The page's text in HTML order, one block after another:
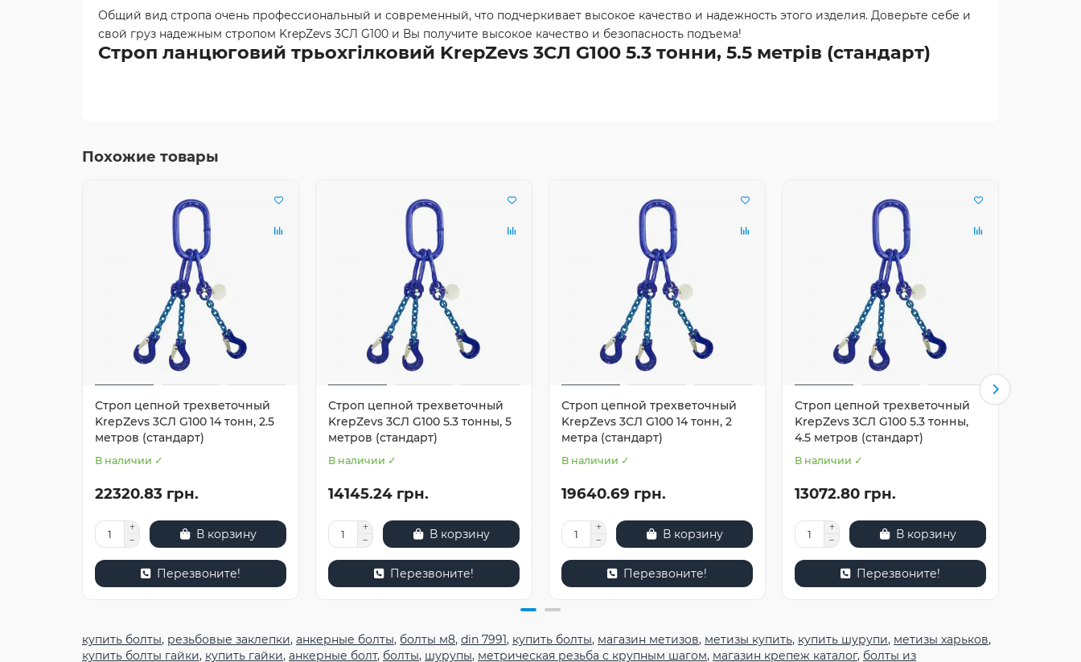
Общий вид стропа очень профессиональный и современный, что подчеркивает высокое качество и надежность этого изделия. Доверьте себе и
свой груз надежным стропом KrepZevs 3СЛ G100 и Вы получите высокое качество и безопасность подъема!
Строп ланцюговий трьохгілковий KrepZevs 3СЛ G100 5.3 тонни, 5.5 метрів (стандарт)
Похожие товары
Строп цепной трехветочный
KrepZevs 3СЛ G100 14 тонн, 2.5
метров (стандарт)
В наличии ✓
22320.83 грн.
В корзину
Перезвоните!
Строп цепной трехветочный
KrepZevs 3СЛ G100 5.3 тонны, 5
метров (стандарт)
В наличии ✓
14145.24 грн.
В корзину
Перезвоните!
Строп цепной трехветочный
KrepZevs 3СЛ G100 14 тонн, 2
метра (стандарт)
В наличии ✓
19640.69 грн.
В корзину
Перезвоните!
Строп цепной трехветочный
KrepZevs 3СЛ G100 5.3 тонны,
4.5 метров (стандарт)
В наличии ✓
13072.80 грн.
В корзину
Перезвоните!
купить болты, резьбовые заклепки, анкерные болты, болты м8, din 7991, купить болты, магазин метизов, метизы купить, купить шурупи, метизы харьков,
купить болты гайки, купить гайки, анкерные болт, болты, шурупы, метрическая резьба с крупным шагом, магазин крепеж каталог, болты из